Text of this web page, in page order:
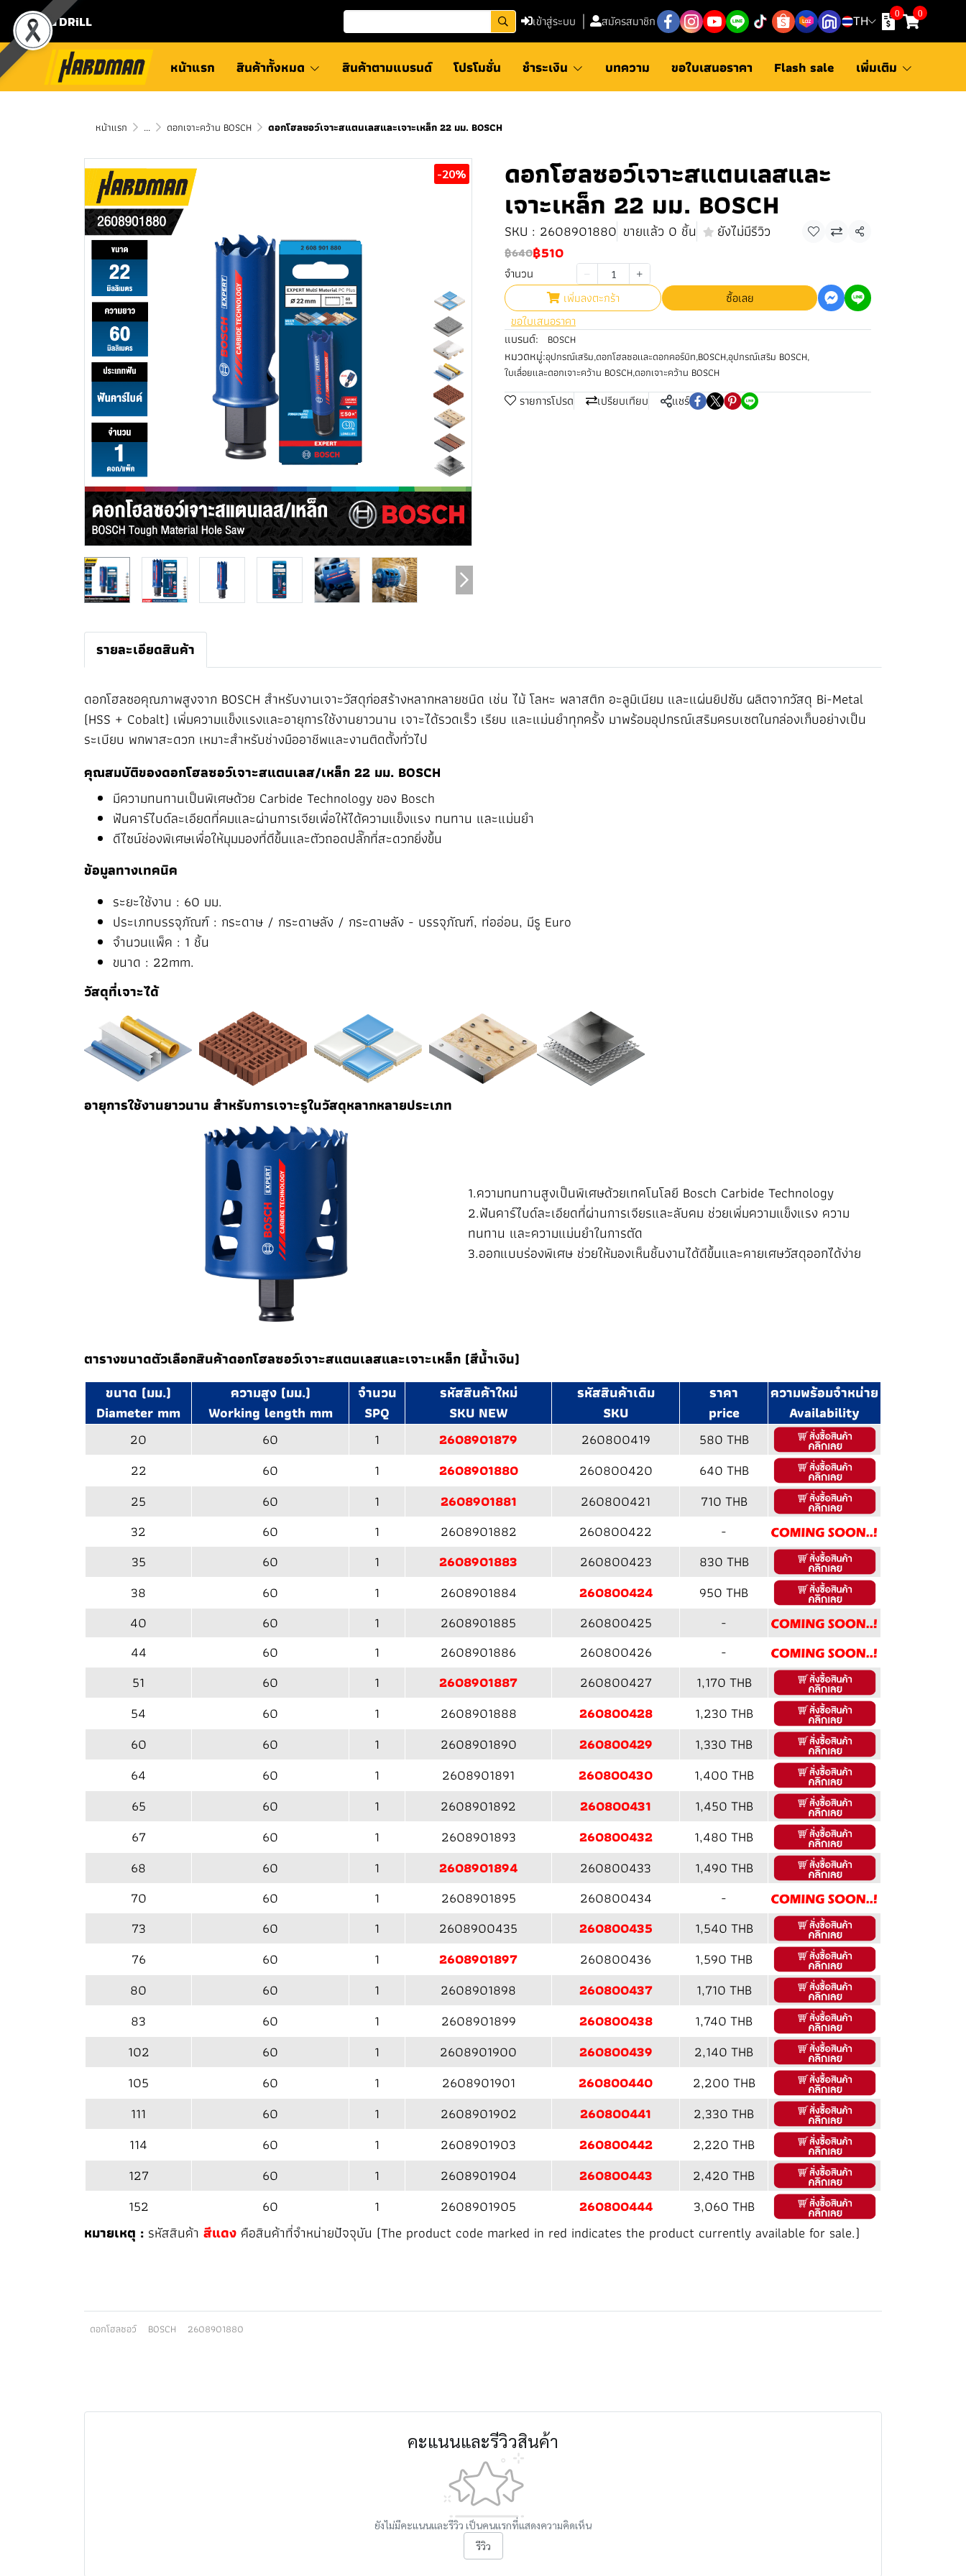
⛾ DRiLL เข้าสู่ระบบ สมัครสมาชิก TH
0 0
หน้าแรก สินค้าทั้งหมด สินค้าตามแบรนด์ โปรโมชั่น ชำระเงิน บทความ ขอใบเสนอราคา Flash sale เพิ่มเติม
หน้าแรก ... ดอกเจาะคว้าน BOSCH ดอกโฮลซอว์เจาะสแตนเลสและเจาะเหล็ก 22 มม. BOSCH
-20% ดอกโฮลซอว์เจาะสแตนเลสและ
เจาะเหล็ก 22 มม. BOSCH
SKU : 2608901880 ขายแล้ว 0 ชิ้น ยังไม่มีรีวิว
แชร์
฿640฿510
จำนวน
เพิ่มลงตะกร้า
ซื้อเลย
ขอใบเสนอราคา
แบรนด์:
BOSCH
หมวดหมู่:อุปกรณ์เสริม,ดอกโฮลซอเเละดอกคอร์บิท,BOSCH,อุปกรณ์เสริม BOSCH,
ใบเลื่อยและดอกเจาะคว้าน BOSCH,ดอกเจาะคว้าน BOSCH
รายการโปรด เปรียบเทียบ แชร์
รายละเอียดสินค้า
ดอกโฮลซอคุณภาพสูงจาก BOSCH สำหรับงานเจาะวัสดุก่อสร้างหลากหลายชนิด เช่น ไม้ โลหะ พลาสติก อะลูมิเนียม และแผ่นยิปซัม ผลิตจากวัสดุ Bi-Metal
(HSS + Cobalt) เพิ่มความแข็งแรงและอายุการใช้งานยาวนาน เจาะได้รวดเร็ว เรียบ และแม่นยำทุกครั้ง มาพร้อมอุปกรณ์เสริมครบเซตในกล่องเก็บอย่างเป็น
ระเบียบ พกพาสะดวก เหมาะสำหรับช่างมืออาชีพและงานติดตั้งทั่วไป
คุณสมบัติของดอกโฮลซอว์เจาะสแตนเลส/เหล็ก 22 มม. BOSCH
มีความทนทานเป็นพิเศษด้วย Carbide Technology ของ Bosch
ฟันคาร์ไบด์ละเอียดที่คมและผ่านการเจียเพื่อให้ได้ความแข็งแรง ทนทาน และแม่นยำ
ดีไซน์ช่องพิเศษเพื่อให้มุมมองที่ดีขึ้นและตัวถอดปลั๊กที่สะดวกยิ่งขึ้น
ข้อมูลทางเทคนิค
ระยะใช้งาน : 60 มม.
ประเภทบรรจุภัณฑ์ : กระดาษ / กระดาษลัง / กระดาษลัง - บรรจุภัณฑ์, ท่ออ่อน, มีรู Euro
จำนวนแพ็ค : 1 ชิ้น
ขนาด : 22mm.
วัสดุที่เจาะได้
อายุการใช้งานยาวนาน สำหรับการเจาะรูในวัสดุหลากหลายประเภท
1.ความทนทานสูงเป็นพิเศษด้วยเทคโนโลยี Bosch Carbide Technology
2.ฟันคาร์ไบด์ละเอียดที่ผ่านการเจียรและลับคม ช่วยเพิ่มความแข็งแรง ความ
ทนทาน และความแม่นยำในการตัด
3.ออกแบบร่องพิเศษ ช่วยให้มองเห็นชิ้นงานได้ดีขึ้นและคายเศษวัสดุออกได้ง่าย
ตารางขนาดตัวเลือกสินค้าดอกโฮลซอว์เจาะสแตนเลสและเจาะเหล็ก (สีน้ำเงิน)
ขนาด (มม.)
Diameter mm
ความสูง (มม.)
Working length mm
จำนวน
SPQ
รหัสสินค้าใหม่
SKU NEW
รหัสสินค้าเดิม
SKU
ราคา
price
ความพร้อมจำหน่าย
Availability
20
60 1 2608901879 260800419
580 THB
22
60 1 2608901880 260800420
640 THB
25
60 1 2608901881 260800421
710 THB
32
60 1 2608901882 260800422
-
35
60 1 2608901883 260800423
830 THB
38
60 1 2608901884 260800424
950 THB
40
60 1 2608901885 260800425
-
44
60 1 2608901886 260800426
-
51
60 1 2608901887 260800427
1,170 THB
54
60 1 2608901888 260800428
1,230 THB
60
60 1 2608901890 260800429
1,330 THB
64
60 1 2608901891 260800430
1,400 THB
65
60 1 2608901892 260800431
1,450 THB
67
60 1 2608901893 260800432
1,480 THB
68
60 1 2608901894 260800433
1,490 THB
70
60 1 2608901895 260800434
-
73
60 1 2608900435 260800435
1,540 THB
76
60 1 2608901897 260800436
1,590 THB
80
60 1 2608901898 260800437
1,710 THB
83
60 1 2608901899 260800438
1,740 THB
102
60 1 2608901900 260800439
2,140 THB
105
60 1 2608901901 260800440
2,200 THB
111
60 1 2608901902 260800441
2,330 THB
114
60 1 2608901903 260800442
2,220 THB
127
60 1 2608901904 260800443
2,420 THB
152
60 1 2608901905 260800444
3,060 THB
หมายเหตุ : รหัสสินค้า สีแดง คือสินค้าที่จำหน่ายปัจจุบัน (The product code marked in red indicates the product currently available for sale.)
ดอกโฮลซอว์ BOSCH 2608901880
คะแนนและรีวิวสินค้า
ยังไม่มีคะแนนและรีวิว เป็นคนแรกที่แสดงความคิดเห็น
รีวิว